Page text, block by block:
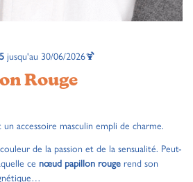
jusqu'au 30/06/2026🍹
Rouge
un accessoire masculin empli de charme.
de la passion et de la sensualité. Peut-
ce nœud papillon rouge rend son